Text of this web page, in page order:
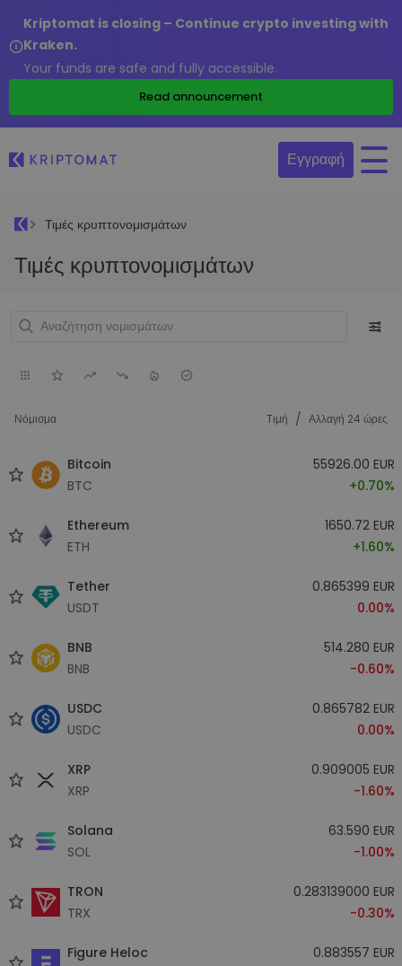
Kriptomat is closing – Continue crypto investing with
Kraken.
Your funds are safe and fully accessible.
Read announcement
Εγγραφή
Τιμές κρυπτονομισμάτων
Τιμές κρυπτονομισμάτων
Νόμισμα Tιμή / Αλλαγή 24 ώρες
Bitcoin
BTC
55926.00 EUR
+0.70%
Ethereum
ETH
1650.72 EUR
+1.60%
Tether
USDT
0.865399 EUR
0.00%
BNB
BNB
514.280 EUR
-0.60%
USDC
USDC
0.865782 EUR
0.00%
XRP
XRP
0.909005 EUR
-1.60%
Solana
SOL
63.590 EUR
-1.00%
TRON
TRX
0.283139000 EUR
-0.30%
Figure Heloc
0.883557 EUR